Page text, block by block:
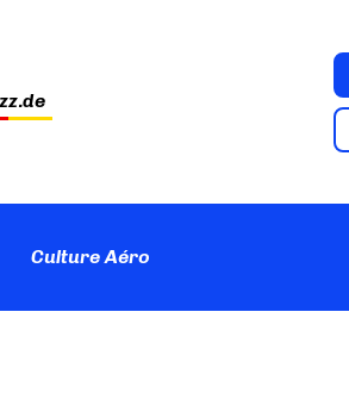
Culture Aéro